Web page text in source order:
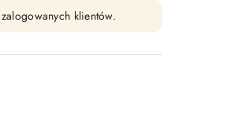
klientów.